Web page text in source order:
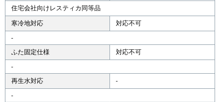
住宅会社向けレスティカ同等品
寒冷地対応
対応不可
-
ふた固定仕様
対応不可
-
再生水対応
-
-